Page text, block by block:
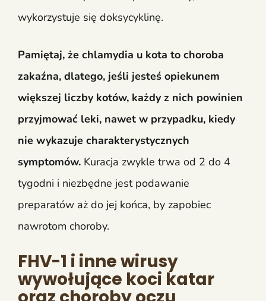
wykorzystuje się doksycyklinę.
Pamiętaj, że chlamydia u kota to choroba
zakaźna, dlatego, jeśli jesteś opiekunem
większej liczby kotów, każdy z nich powinien
przyjmować leki, nawet w przypadku, kiedy
nie wykazuje charakterystycznych
symptomów. Kuracja zwykle trwa od 2 do 4
tygodni i niezbędne jest podawanie
preparatów aż do jej końca, by zapobiec
nawrotom choroby.
FHV-1 i inne wirusy
wywołujące koci katar